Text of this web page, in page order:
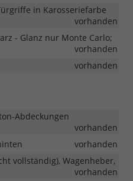
in Karosseriefarbe
vorhanden
- Glanz nur Monte Carlo;
vorhanden
vorhanden
Abdeckungen
vorhanden
vorhanden
vollständig), Wagenheber,
vorhanden